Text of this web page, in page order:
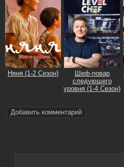
Няня (1-2 Сезон)
Шеф-повар
следующего
уровня (1-4 Сезон)
Добавить комментарий